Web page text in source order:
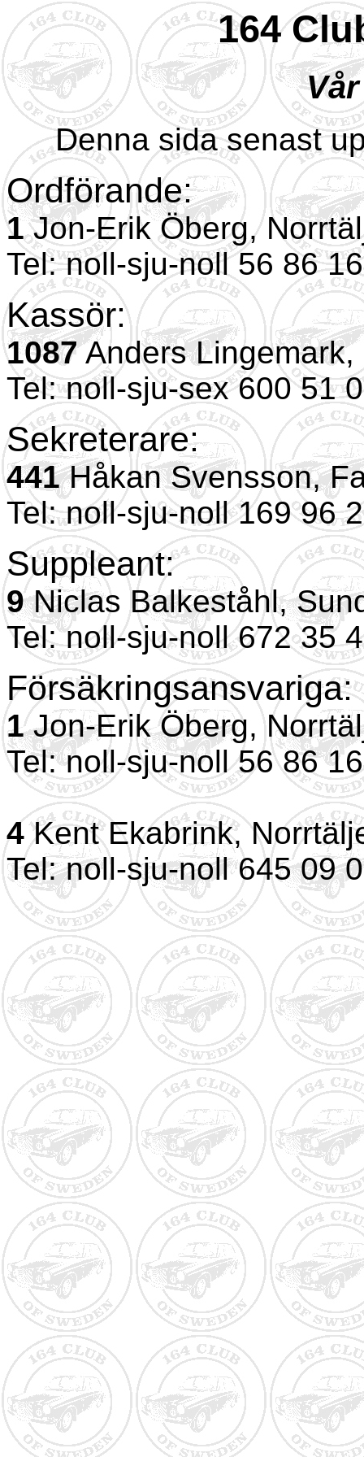
164
Denna sida senast
Ordförande:
1Jon-Erik Öberg,
Tel: noll-sju-noll 56 86
Kassör:
1087Anders Lingemark,
Tel: noll-sju-sex 600 51
Sekreterare:
441Håkan Svensson,
Tel: noll-sju-noll 169 96
Suppleant:
9Niclas Balkeståhl,
Tel: noll-sju-noll 672 35
Försäkringsansvariga:
1Jon-Erik Öberg,
Tel: noll-sju-noll 56 86
4Kent Ekabrink,
Tel: noll-sju-noll 645 09